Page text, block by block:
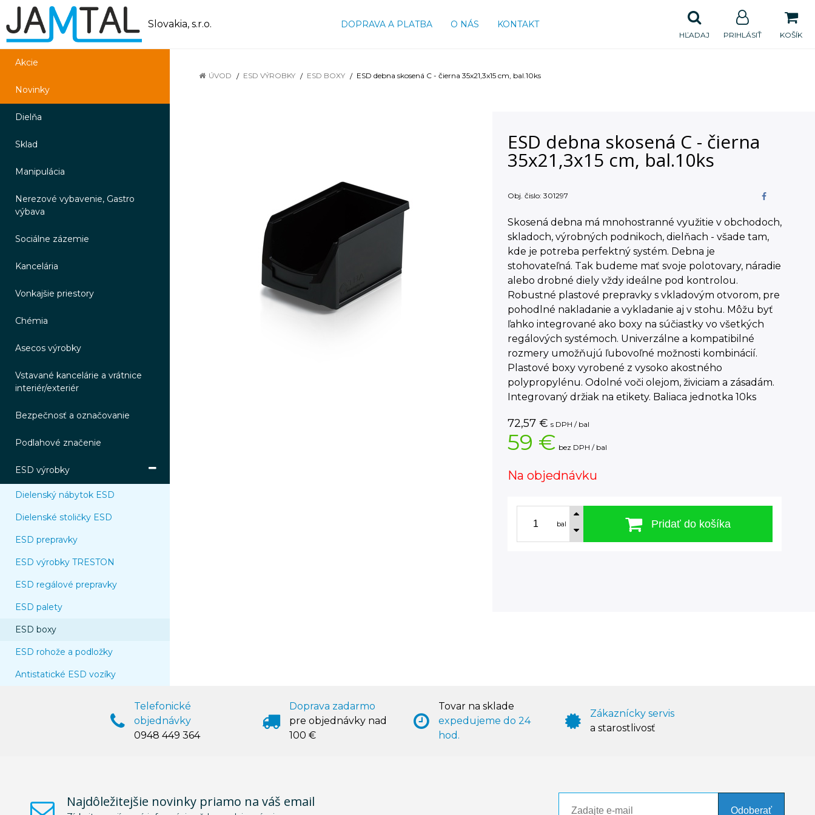
Slovakia, s.r.o. DOPRAVA A PLATBA O NÁS KONTAKT
KOŠÍK
PRIHLÁSIŤ
HĽADAJ
Akcie
Novinky
Dielňa
Sklad
Manipulácia
Nerezové vybavenie, Gastro
výbava
Sociálne zázemie
Kancelária
Vonkajšie priestory
Chémia
Asecos výrobky
Vstavané kancelárie a vrátnice
interiér/exteriér
Bezpečnosť a označovanie
Podlahové značenie
ESD výrobky
Dielenský nábytok ESD
Dielenské stoličky ESD
ESD prepravky
ESD výrobky TRESTON
ESD regálové prepravky
ESD palety
ESD boxy
ESD rohože a podložky
Antistatické ESD vozíky
ÚVOD ESD VÝROBKY ESD BOXY ESD debna skosená C - čierna 35x21,3x15 cm, bal.10ks
ESD debna skosená C - čierna
35x21,3x15 cm, bal.10ks
Obj. čislo: 301297
Skosená debna má mnohostranné využitie v obchodoch,
skladoch, výrobných podnikoch, dielňach - všade tam,
kde je potreba perfektný systém. Debna je
stohovateľná. Tak budeme mať svoje polotovary, náradie
alebo drobné diely vždy ideálne pod kontrolou.
Robustné plastové prepravky s vkladovým otvorom, pre
pohodlné nakladanie a vykladanie aj v stohu. Môžu byť
ľahko integrované ako boxy na súčiastky vo všetkých
regálových systémoch. Univerzálne a kompatibilné
rozmery umožňujú ľubovoľné možnosti kombinácií.
Plastové boxy vyrobené z vysoko akostného
polypropylénu. Odolné voči olejom, živiciam a zásadám.
Integrovaný držiak na etikety. Baliaca jednotka 10ks
72,57 € s DPH / bal
59 € bez DPH / bal
Na objednávku
bal Pridať do košíka
Telefonické
objednávky
0948 449 364
Doprava zadarmo
pre objednávky nad
100 €
Tovar na sklade
expedujeme do 24
hod.
Zákaznícky servis
a starostlivosť
Najdôležitejšie novinky priamo na váš email
Odoberať